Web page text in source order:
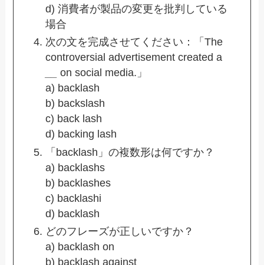
d) 消費者が製品の変更を批判している
場合
次の文を完成させてください：「The
controversial advertisement created a
on social media.」
a) backlash
b) backslash
c) back lash
d) backing lash
「backlash」の複数形は何ですか？
a) backlashs
b) backlashes
c) backlashi
d) backlash
どのフレーズが正しいですか？
a) backlash on
b) backlash against